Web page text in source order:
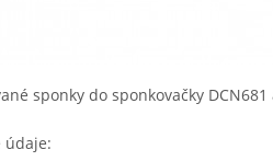
sponky do sponkovačky DCN681
údaje: